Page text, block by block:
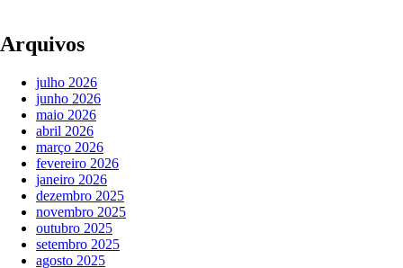
Arquivos
julho 2026
junho 2026
maio 2026
abril 2026
março 2026
fevereiro 2026
janeiro 2026
dezembro 2025
novembro 2025
outubro 2025
setembro 2025
agosto 2025